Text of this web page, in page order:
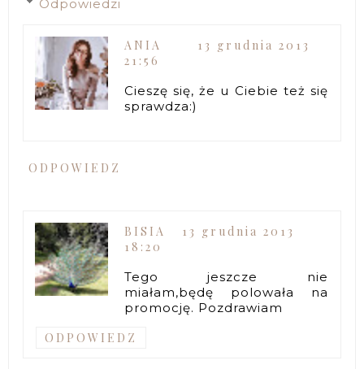
Odpowiedzi
ANIA
13 grudnia 2013
21:56
Cieszę się, że u Ciebie też się
sprawdza:)
ODPOWIEDZ
BISIA
13 grudnia 2013
18:20
Tego jeszcze nie
miałam,będę polowała na
promocję. Pozdrawiam
ODPOWIEDZ